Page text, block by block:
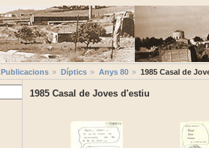
Publicacions Díptics Anys 80 1985 Casal de
1985 Casal de Joves d'estiu